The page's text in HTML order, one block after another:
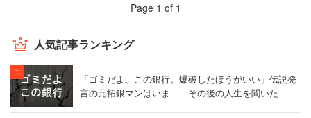
Page 1 of 1
人気記事ランキング
「ゴミだよ、この銀行。爆破したほうがいい」伝説発
言の元拓銀マンはいま――その後の人生を聞いた